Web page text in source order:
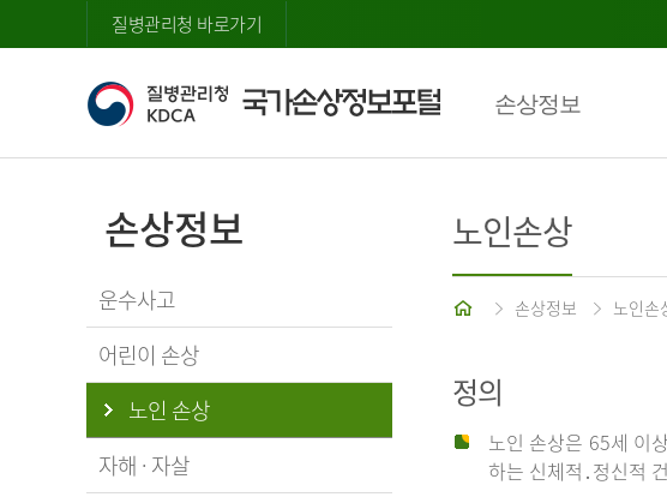
질병관리청 바로가기
손상정보
손상정보
운수사고
어린이 손상
노인 손상
자해 · 자살
노인손상
홈 손상정보 노인손
정의
노인 손상은 65세 이
하는 신체적․정신적